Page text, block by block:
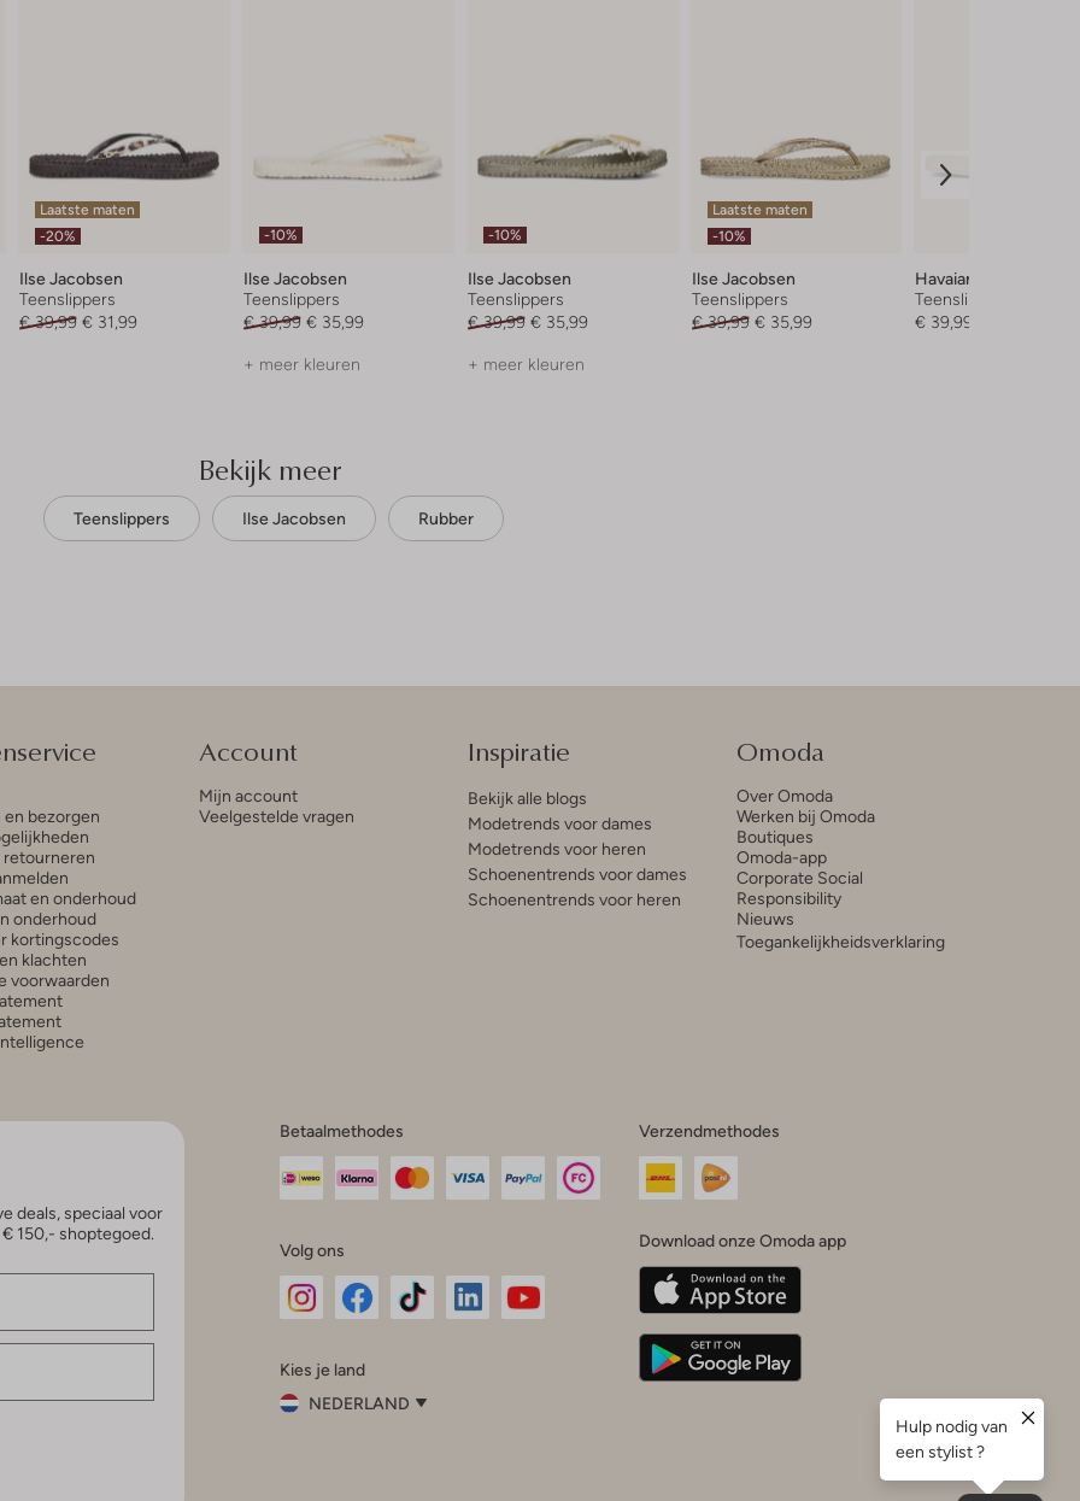
Laatste maten
-20%
Ilse Jacobsen
Teenslippers
€ 39,99 € 31,99
-10%
Ilse Jacobsen
Teenslippers
€ 39,99 € 35,99
+ meer kleuren
-10%
Ilse Jacobsen
Teenslippers
€ 39,99 € 35,99
+ meer kleuren
Laatste maten
-10%
Ilse Jacobsen
Teenslippers
€ 39,99 € 35,99
Havaianas
Teenslippers
€ 39,99
Bekijk meer
Teenslippers Ilse Jacobsen Rubber
en bezorgen
retourneren
en onderhoud
onderhoud
kortingscodes
klachten
voorwaarden
Account
Mijn account
Veelgestelde vragen
Inspiratie
Bekijk alle blogs
Modetrends voor dames
Modetrends voor heren
Schoenentrends voor dames
Schoenentrends voor heren
Omoda
Over Omoda
Werken bij Omoda
Boutiques
Omoda-app
Corporate Social
Responsibility
Nieuws
Toegankelijkheidsverklaring
deals, speciaal voor
150,- shoptegoed.
Betaalmethodes
Volg ons
InstagramFacebook
Kies je land
NEDERLAND
Verzendmethodes
Download onze Omoda app